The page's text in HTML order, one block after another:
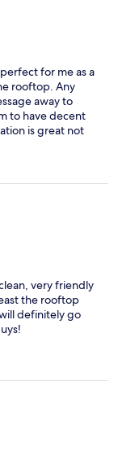
for me as a
rooftop. Any
away to
to have decent
is great not
very friendly
the rooftop
definitely go